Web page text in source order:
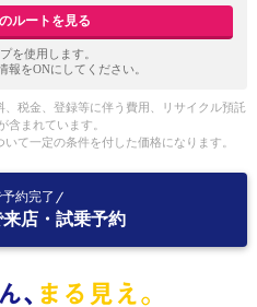
ルートを見る
を使用します。
報をONにしてください。
税金、登録等に伴う費用、リサイクル預託
含まれています。
て一定の条件を付した価格になります。
約完了
店・試乗予約